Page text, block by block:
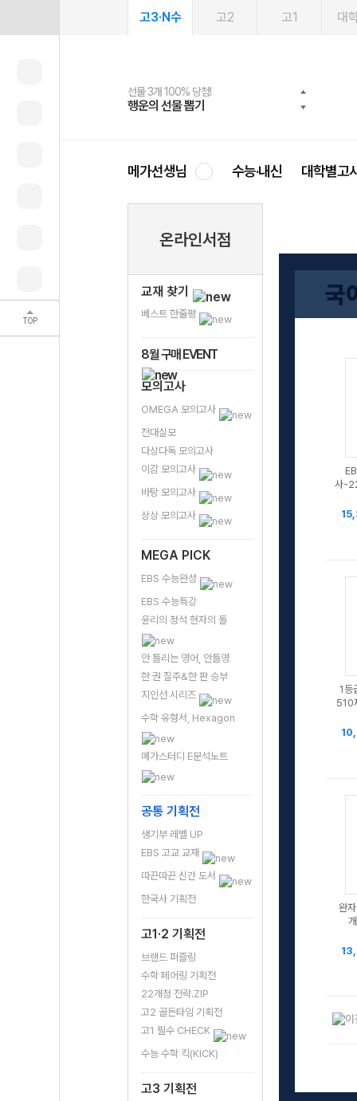
TOP
고3·N수 고2 고1 대
선물 3개 100% 당첨!
행운의 선물 뽑기
선물 100% 증정!
메가스터디 X 올리브
여름방학 스터디 캐시백
메가런 썸머스쿨
2027 러셀 단과
강사 공개선발
스마트러닝앱
설문 EVENT
메가패스
3일 무료 체험권
메가패스 수강생 무료혜택!
메가클럽 멤버십
사회공헌 캠페인
희망이룸 메가나눔
메가선생님 수능·내신 대학별고
온라인서점
교재 찾기
베스트 한줄평
8월 구매 EVENT
모의고사
OMEGA 모의고사
전대실모
다상다독 모의고사
이감 모의고사
바탕 모의고사
상상 모의고사
MEGA PICK
EBS 수능완성
EBS 수능특강
윤리의 정석 현자의 돌
안 틀리는 영어, 안틀영
한 권 질주&한 판 승부
지인선 시리즈
수학 유형서, Hexagon
메가스터디 E분석노트
공통 기획전
생기부 레벨 UP
EBS 고교 교재
따끈따끈 신간 도서
한국사 기획전
고1·2 기획전
브랜드 퍼즐링
수학 페어링 기획전
22개정 전략.ZIP
고2 골든타임 기획전
고1 필수 CHECK
수능 수학 킥(KICK)
고3 기획전
국
사-
1등
510
완